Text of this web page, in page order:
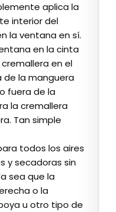
aplica la
interior del
la ventana en sí.
en la cinta
en el
de la manguera
fuera de la
la cremallera
Tan simple
todos los aires
y secadoras sin
sea que la
o la
u otro tipo de